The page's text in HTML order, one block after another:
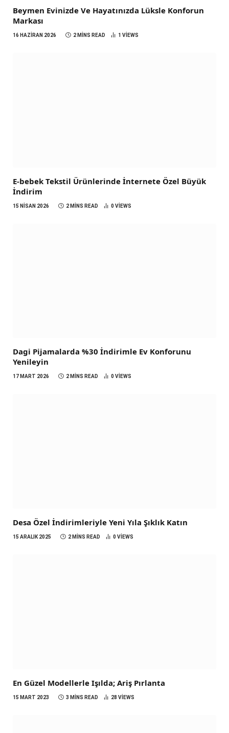
Beymen Evinizde Ve Hayatınızda Lüksle Konforun
Markası
16 HAZIRAN 2026 2 MINS READ 1 VIEWS
E-bebek Tekstil Ürünlerinde İnternete Özel Büyük
İndirim
15 NISAN 2026 2 MINS READ 0 VIEWS
Dagi Pijamalarda %30 İndirimle Ev Konforunu
Yenileyin
17 MART 2026 2 MINS READ 0 VIEWS
Desa Özel İndirimleriyle Yeni Yıla Şıklık Katın
15 ARALIK 2025 2 MINS READ 0 VIEWS
En Güzel Modellerle Işılda; Ariş Pırlanta
15 MART 2023 3 MINS READ 28 VIEWS